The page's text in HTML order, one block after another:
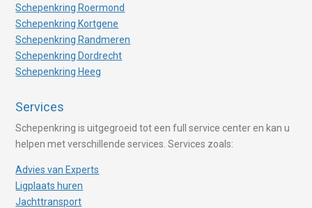
Schepenkring Roermond
Schepenkring Kortgene
Schepenkring Randmeren
Schepenkring Dordrecht
Schepenkring Heeg
Services
Schepenkring is uitgegroeid tot een full service center en kan u
helpen met verschillende services. Services zoals:
Advies van Experts
Ligplaats huren
Jachttransport